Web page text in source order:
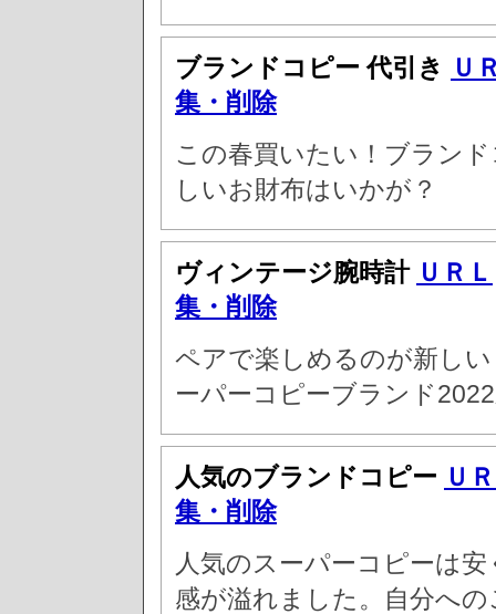
ブランドコピー 代引き
Ｕ
集・削除
この春買いたい！ブラン
しいお財布はいかが？
ヴィンテージ腕時計 ＵＲＬ
集・削除
ペアで楽しめるのが新し
ーパーコピーブランド
人気のブランドコピー Ｕ
集・削除
人気のスーパーコピーは
感が溢れました。自分へ